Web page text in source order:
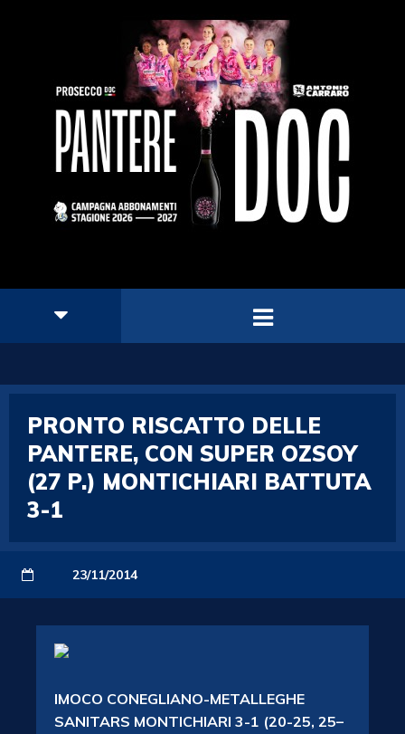
PRONTO RISCATTO DELLE
PANTERE, CON SUPER OZSOY
(27 P.) MONTICHIARI BATTUTA
3-1
23/11/2014
IMOCO CONEGLIANO-METALLEGHE
SANITARS MONTICHIARI 3-1 (20-25, 25–